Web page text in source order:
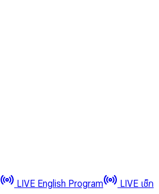
LIVE English Program
LIVE เช็ก